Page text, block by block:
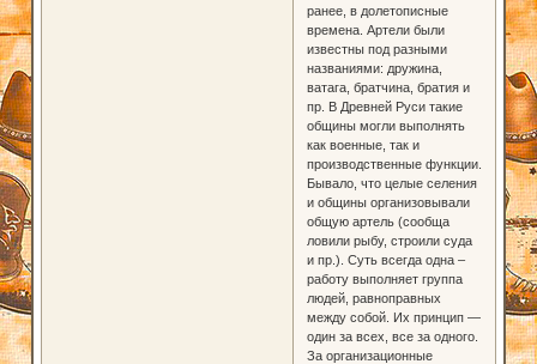
ранее, в долетописные
времена. Артели были
известны под разными
названиями: дружина,
ватага, братчина, братия и
пр. В Древней Руси такие
общины могли выполнять
как военные, так и
производственные функции.
Бывало, что целые селения
и общины организовывали
общую артель (сообща
ловили рыбу, строили суда
и пр.). Суть всегда одна –
работу выполняет группа
людей, равноправных
между собой. Их принцип —
один за всех, все за одного.
За организационные